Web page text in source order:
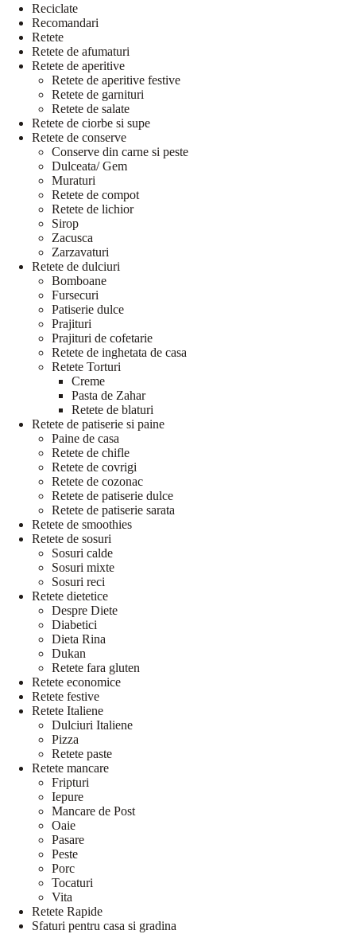
Reciclate
Recomandari
Retete
Retete de afumaturi
Retete de aperitive
Retete de aperitive festive
Retete de garnituri
Retete de salate
Retete de ciorbe si supe
Retete de conserve
Conserve din carne si peste
Dulceata/ Gem
Muraturi
Retete de compot
Retete de lichior
Sirop
Zacusca
Zarzavaturi
Retete de dulciuri
Bomboane
Fursecuri
Patiserie dulce
Prajituri
Prajituri de cofetarie
Retete de inghetata de casa
Retete Torturi
Creme
Pasta de Zahar
Retete de blaturi
Retete de patiserie si paine
Paine de casa
Retete de chifle
Retete de covrigi
Retete de cozonac
Retete de patiserie dulce
Retete de patiserie sarata
Retete de smoothies
Retete de sosuri
Sosuri calde
Sosuri mixte
Sosuri reci
Retete dietetice
Despre Diete
Diabetici
Dieta Rina
Dukan
Retete fara gluten
Retete economice
Retete festive
Retete Italiene
Dulciuri Italiene
Pizza
Retete paste
Retete mancare
Fripturi
Iepure
Mancare de Post
Oaie
Pasare
Peste
Porc
Tocaturi
Vita
Retete Rapide
Sfaturi pentru casa si gradina